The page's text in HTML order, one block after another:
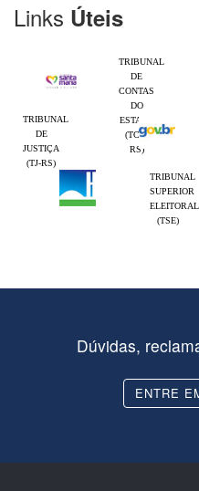
Links Úteis
TRIBUNAL
DE
CONTAS
DO
ESTADO
(TCE-
RS)
TRIBUNAL
DE
JUSTIÇA
(TJ-RS)
TRIBUNAL
SUPERIOR
ELEITORAL
(TSE)
Dúvidas,
ENTRE